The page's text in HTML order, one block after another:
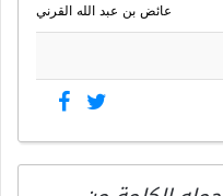
عائض بن عبد الله القرني